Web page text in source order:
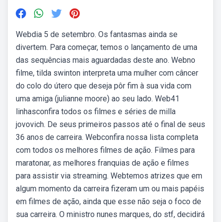
Webdia 5 de setembro. Os fantasmas ainda se
divertem. Para começar, temos o lançamento de uma
das sequências mais aguardadas deste ano. Webno
filme, tilda swinton interpreta uma mulher com câncer
do colo do útero que deseja pôr fim à sua vida com
uma amiga (julianne moore) ao seu lado. Web41
linhasconfira todos os filmes e séries de milla
jovovich. De seus primeiros passos até o final de seus
36 anos de carreira. Webconfira nossa lista completa
com todos os melhores filmes de ação. Filmes para
maratonar, as melhores franquias de ação e filmes
para assistir via streaming. Webtemos atrizes que em
algum momento da carreira fizeram um ou mais papéis
em filmes de ação, ainda que esse não seja o foco de
sua carreira. O ministro nunes marques, do stf, decidirá